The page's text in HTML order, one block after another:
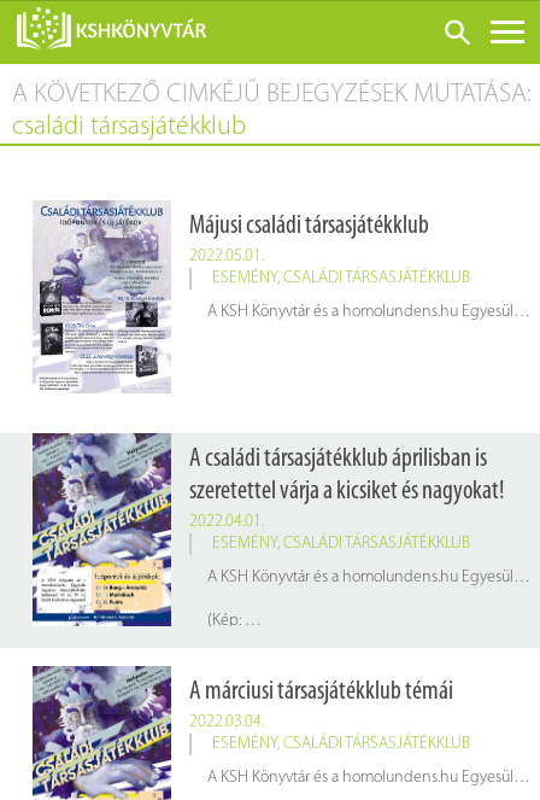
ONLINE KATALÓGUS
RÓLUNK
SZOLGÁLTATÁSOK
KONFERENCIÁK
ADATBÁZISOK
BLOG
A KÖVETKEZŐ CIMKÉJŰ BEJEGYZÉSEK MUTATÁSA:
családi társasjátékklub
Májusi családi társasjátékklub
2022.05.01.
ESEMÉNY, CSALÁDI TÁRSASJÁTÉKKLUB
A KSH Könyvtár és a homolundens.hu Egyesület ingyenes társasjáték klubja hétfőnként 16 és 19 óra között, kicsiknek és nagyoknak.
A családi társasjátékklub áprilisban is
szeretettel várja a kicsiket és nagyokat!
2022.04.01.
ESEMÉNY, CSALÁDI TÁRSASJÁTÉKKLUB
A KSH Könyvtár és a homolundens.hu Egyesület ingyenes társasjáték klubja hétfőnként 16 és 19 óra között, kicsiknek és nagyoknak.
(Kép: pixabay.com
A márciusi társasjátékklub témái
2022.03.04.
ESEMÉNY, CSALÁDI TÁRSASJÁTÉKKLUB
A KSH Könyvtár és a homolundens.hu Egyesület ingyenes társasjáték klubja hétfőnként 16 és 19 óra között, kicsiknek és nagyoknak.